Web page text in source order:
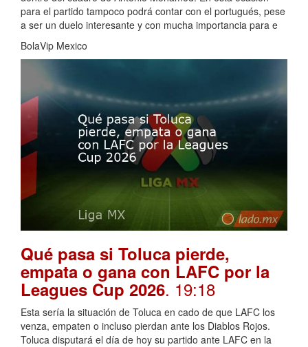
para el partido tampoco podrá contar con el portugués, pese
a ser un duelo interesante y con mucha importancia para e
BolaVip Mexico
Qué pasa si Toluca pierde,
empata o gana con LAFC por la
Leagues Cup 2026. 19:18
Esta sería la situación de Toluca en cado de que LAFC los
venza, empaten o incluso pierdan ante los Diablos Rojos.
Toluca disputará el día de hoy su partido ante LAFC en la